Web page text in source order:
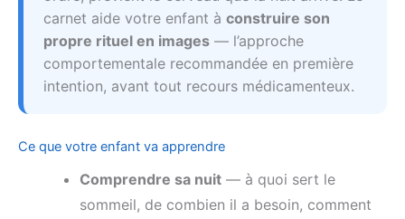
carnet aide votre enfant à construire son
propre rituel en images — l’approche
comportementale recommandée en première
intention, avant tout recours médicamenteux.
Ce que votre enfant va apprendre
Comprendre sa nuit — à quoi sert le
sommeil, de combien il a besoin, comment